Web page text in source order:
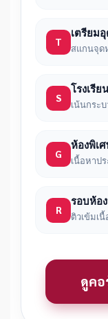
T
เตรียม
สแกนจุด
S
โรงเรีย
เน้นกระ
G
ห้องพิเศ
เนื้อหาป
R
รอบห้อ
ติวเข้มเ
ดูคอ